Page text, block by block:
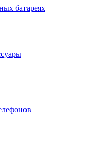
батареях